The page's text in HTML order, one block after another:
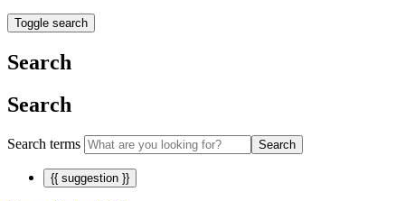
Toggle search
Search
Search
Search terms Search
{{ suggestion }}